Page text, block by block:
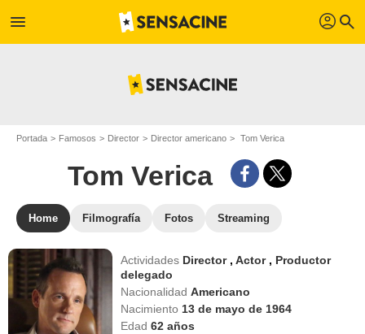
menu profil search
Portada Famosos Director Director americano Tom Verica
Tom Verica
Home Filmografía Fotos Streaming
Actividades Director ,Actor , Productor
delegado
NacionalidadAmericano
Nacimiento 13 de mayo de 1964
Edad62 años